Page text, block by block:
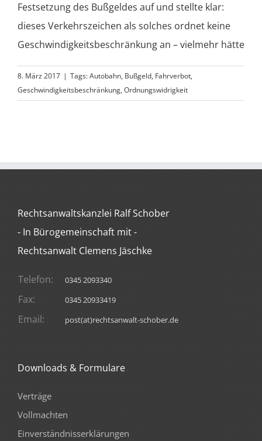
Festsetzung des Bußgeldes auf und stellte klar:
dieses Verkehrszeichen als solches ordnet keine
Geschwindigkeitsbeschränkung an – vielmehr hätte
8. März 2017 | Tags:Autobahn, Bußgeld, Fahrverbot,
Geschwindigkeitsbeschränkung, Ordnungswidrigkeit
Rechtsanwaltskanzlei Ralf Schober
- In Bürogemeinschaft mit -
Rechtsanwalt Clemens Jäschke
Telefon: 0345 2093340
Fax: 0345 20933419
Email: post(at)rechtsanwalt-schober.de
Downloads & Formulare
Verträge
Vollmachten
Einverständnisserklärungen